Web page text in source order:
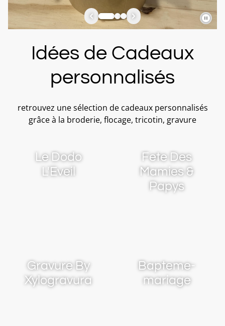
Idées de Cadeaux
personnalisés
retrouvez une sélection de cadeaux personnalisés
grâce à la broderie, flocage, tricotin, gravure
Le Dodo
L'Eveil
Fete Des
Mamies &
Papys
Gravure By
Xylogravura
Bapteme-
mariage